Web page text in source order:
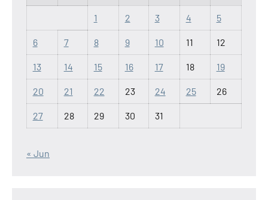
1 2 3 4 5
6 7 8 9 10 11 12
13 14 15 16 17 18 19
20 21 22 23 24 25 26
27 28 29 30 31
« Jun